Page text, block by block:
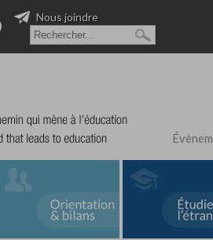
Nous joindre